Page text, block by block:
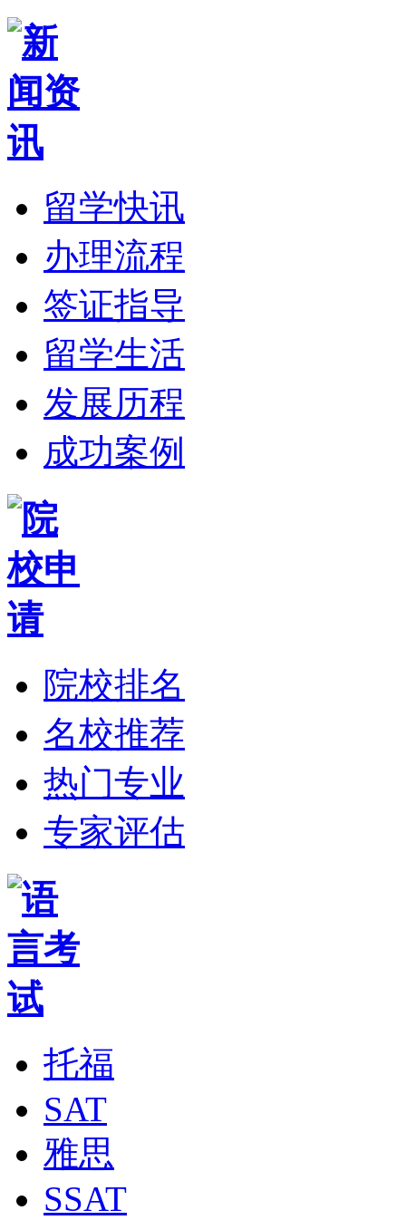
留学快讯
办理流程
签证指导
留学生活
发展历程
成功案例
院校排名
名校推荐
热门专业
专家评估
托福
SAT
雅思
SSAT